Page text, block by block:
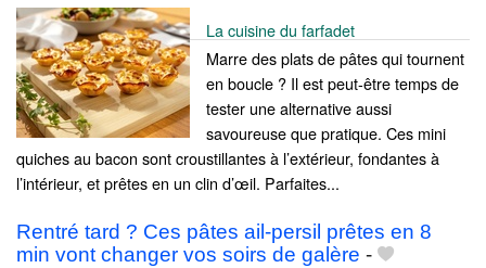
La cuisine du farfadet
Marre des plats de pâtes qui tournent
en boucle ? Il est peut-être temps de
tester une alternative aussi
savoureuse que pratique. Ces mini
quiches au bacon sont croustillantes à l’extérieur, fondantes à
l’intérieur, et prêtes en un clin d’œil. Parfaites...
Rentré tard ? Ces pâtes ail-persil prêtes en 8
min vont changer vos soirs de galère -